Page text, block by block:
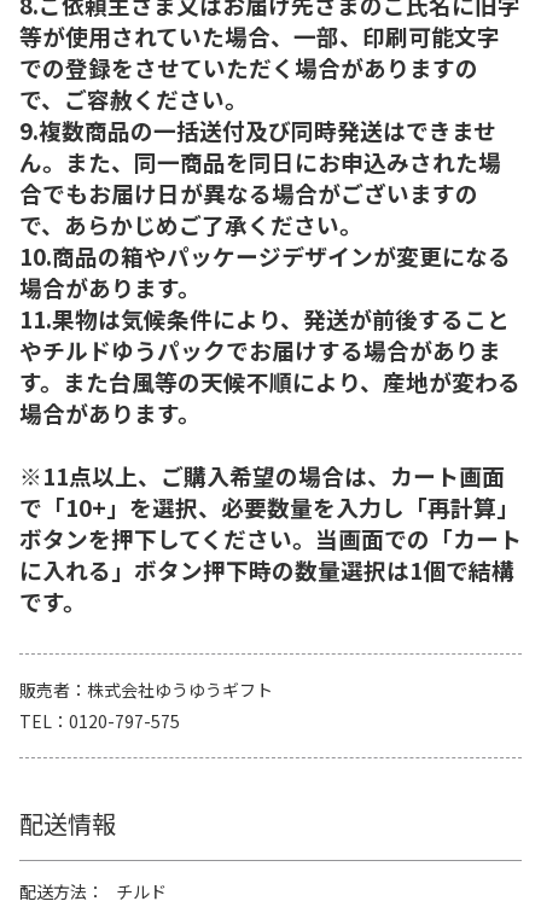
等が使用されていた場合、一部、印刷可能文字
での登録をさせていただく場合がありますの
で、ご容赦ください。
9.複数商品の一括送付及び同時発送はできませ
ん。また、同一商品を同日にお申込みされた場
合でもお届け日が異なる場合がございますの
で、あらかじめご了承ください。
10.商品の箱やパッケージデザインが変更になる
場合があります。
11.果物は気候条件により、発送が前後すること
やチルドゆうパックでお届けする場合がありま
す。また台風等の天候不順により、産地が変わる
場合があります。
※11点以上、ご購入希望の場合は、カート画面
で「10+」を選択、必要数量を入力し「再計算」
ボタンを押下してください。当画面での「カート
に入れる」ボタン押下時の数量選択は1個で結構
です。
販売者
株式会社ゆうゆうギフト
TEL
0120-797-575
配送情報
配送方法
チルド